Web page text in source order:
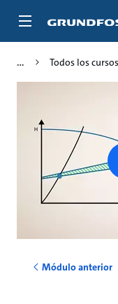
Todos los cursos
Módulo anterior